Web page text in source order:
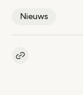
Nieuws
Kopieer link